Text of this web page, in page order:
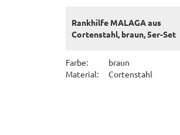
Rankhilfe MALAGA aus
Cortenstahl, braun, 5er-Set
Farbe:
braun
Material:
Cortenstahl